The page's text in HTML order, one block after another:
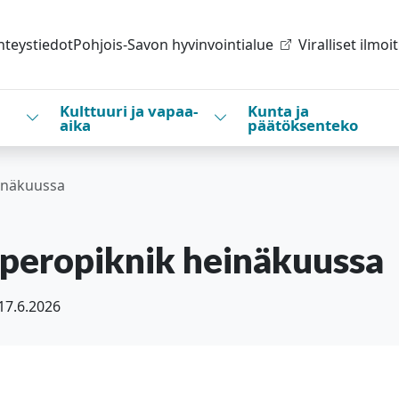
Pohjois-Savon hyvinvointialue Viralliset
Vaihda alasvetovalikkoa
Kulttuuri ja vapaa-
aika Vaihda alasvetovalikkoa
Kunta ja
päätöksenteko
heinäkuussa